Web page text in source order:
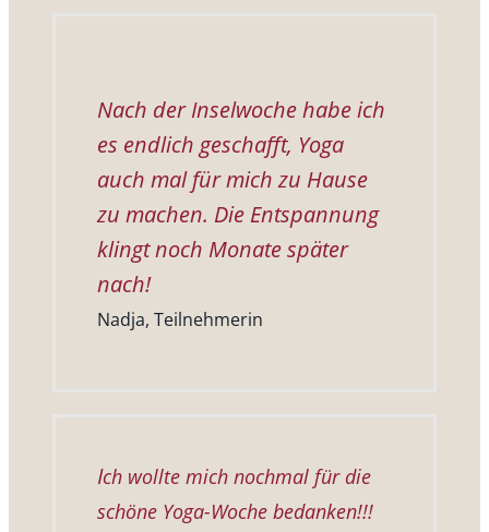
Nach der Inselwoche habe ich
es endlich geschafft, Yoga
auch mal für mich zu Hause
zu machen. Die Entspannung
klingt noch Monate später
nach!
Nadja, Teilnehmerin
Ich wollte mich nochmal für die
schöne Yoga-Woche bedanken!!!